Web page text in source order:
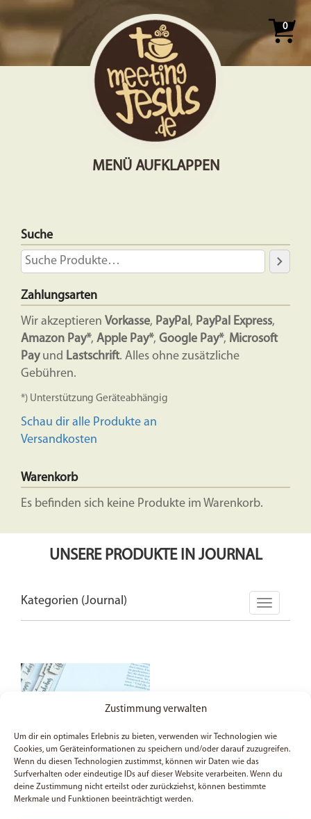
Zustimmung verwalten
Um dir ein optimales Erlebnis zu bieten, verwenden wir Technologien wie
Cookies, um Geräteinformationen zu speichern und/oder darauf zuzugreifen.
Wenn du diesen Technologien zustimmst, können wir Daten wie das
Surfverhalten oder eindeutige IDs auf dieser Website verarbeiten. Wenn du
deine Zustimmung nicht erteilst oder zurückziehst, können bestimmte
Merkmale und Funktionen beeinträchtigt werden.
0
MENÜ AUFKLAPPEN
Suche
Zahlungsarten
Wir akzeptieren Vorkasse, PayPal, PayPal Express,
Amazon Pay*, Apple Pay*, Google Pay*, Microsoft
Payund Lastschrift. Alles ohne zusätzliche
Gebühren.
*) Unterstützung Geräteabhängig
Schau dir alle Produkte an
Versandkosten
Warenkorb
Es befinden sich keine Produkte im Warenkorb.
UNSERE PRODUKTE IN JOURNAL
Kategorien (Journal)